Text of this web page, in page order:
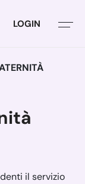
LOGIN
il servizio